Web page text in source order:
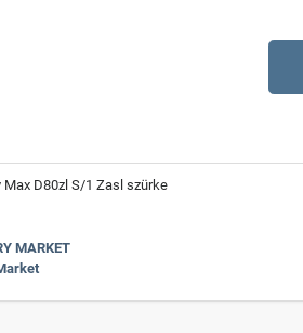
Max D80zl S/1 Zasl szürke
MARKET